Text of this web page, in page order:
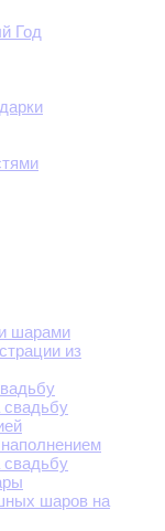
Год
шарами
из
шаров на